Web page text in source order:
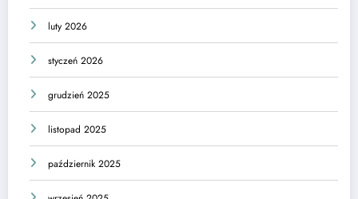
luty 2026
styczeń 2026
grudzień 2025
listopad 2025
październik 2025